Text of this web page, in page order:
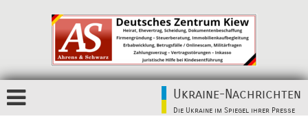
Ukraine-Nachrichten
Die Ukraine im Spiegel ihrer Presse